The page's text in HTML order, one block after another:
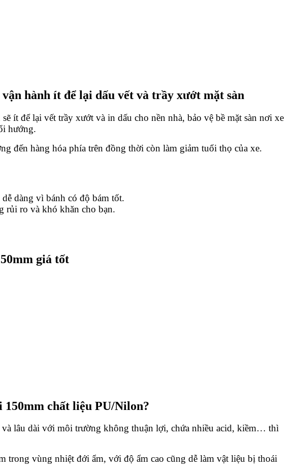
hành ít để lại dấu vết và trầy xướt mặt sàn
ít để lại vết trầy xướt và in dấu cho nền nhà, bảo vệ bề mặt sàn nơi xe
hướng.
đến hàng hóa phía trên đồng thời còn làm giảm tuổi thọ của xe.
dàng vì bánh có độ bám tốt.
rủi ro và khó khăn cho bạn.
giá tốt
150mm chất liệu PU/Nilon?
lâu dài với môi trường không thuận lợi, chứa nhiều acid, kiềm… thì
trong vùng nhiệt đới ẩm, với độ ẩm cao cũng dễ làm vật liệu bị thoái